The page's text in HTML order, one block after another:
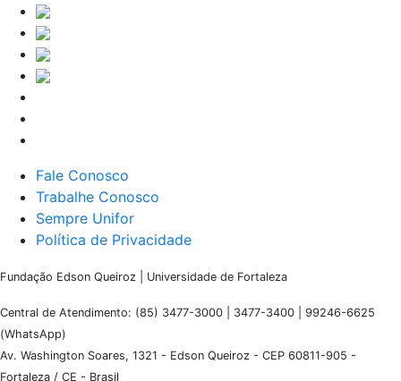
Fale Conosco
Trabalhe Conosco
Sempre Unifor
Política de Privacidade
Fundação Edson Queiroz | Universidade de Fortaleza
Central de Atendimento: (85) 3477-3000 | 3477-3400 | 99246-6625
(WhatsApp)
Av. Washington Soares, 1321 - Edson Queiroz - CEP 60811-905 -
Fortaleza / CE - Brasil